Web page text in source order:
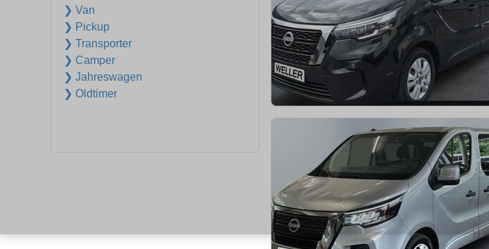
❯ Van
❯ Pickup
❯ Transporter
❯ Camper
❯ Jahreswagen
❯ Oldtimer